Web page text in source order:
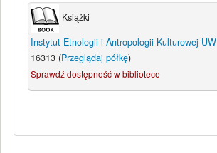
Książki
Instytut Etnologii i Antropologii Kulturowej UW
16313 (Przeglądaj półkę)
Sprawdź dostępność w bibliotece